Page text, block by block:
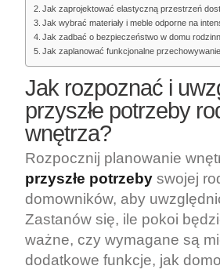
Jak zaprojektować elastyczną przestrzeń
Jak wybrać materiały i meble odporne na
Jak zadbać o bezpieczeństwo w domu
Jak zaplanować funkcjonalne
Jak rozpoznać i
przyszłe potrzeby
wnętrza?
Rozpocznij planowanie
przyszłe potrzeby swojej
domowników, aby
Zastanów się, ile pokoi
ważne, czy wymagane są
dodatkowe funkcje, jak